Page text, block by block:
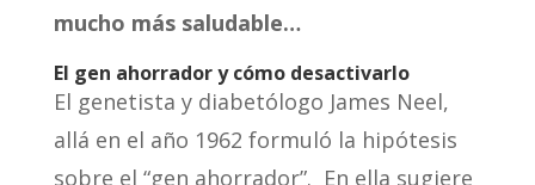
mucho más saludable…
El gen ahorrador y cómo desactivarlo
El genetista y diabetólogo James Neel,
allá en el año 1962 formuló la hipótesis
sobre el “gen ahorrador”. En ella sugiere